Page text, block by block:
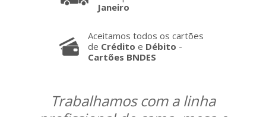
Janeiro
Aceitamos todos os cartões
de Crédito e Débito -
Cartões BNDES
Trabalhamos com a linha